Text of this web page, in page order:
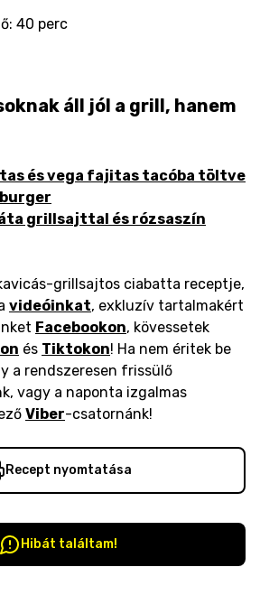
40 perc
áll jól a grill, hanem
és vega fajitas tacóba töltve
grillsajttal és rózsaszín
grillsajtos ciabatta receptje,
videóinkat, exkluzív tartalmakért
Facebookon, kövessetek
és Tiktokon! Ha nem éritek be
a rendszeresen frissülő
vagy a naponta izgalmas
Viber-csatornánk!
Recept nyomtatása
Hibát találtam!